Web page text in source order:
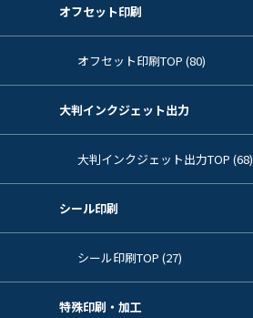
オフセット印刷
オフセット印刷TOP (80)
大判インクジェット出力
大判インクジェット出力TOP (68)
シール印刷
シール印刷TOP (27)
特殊印刷・加工